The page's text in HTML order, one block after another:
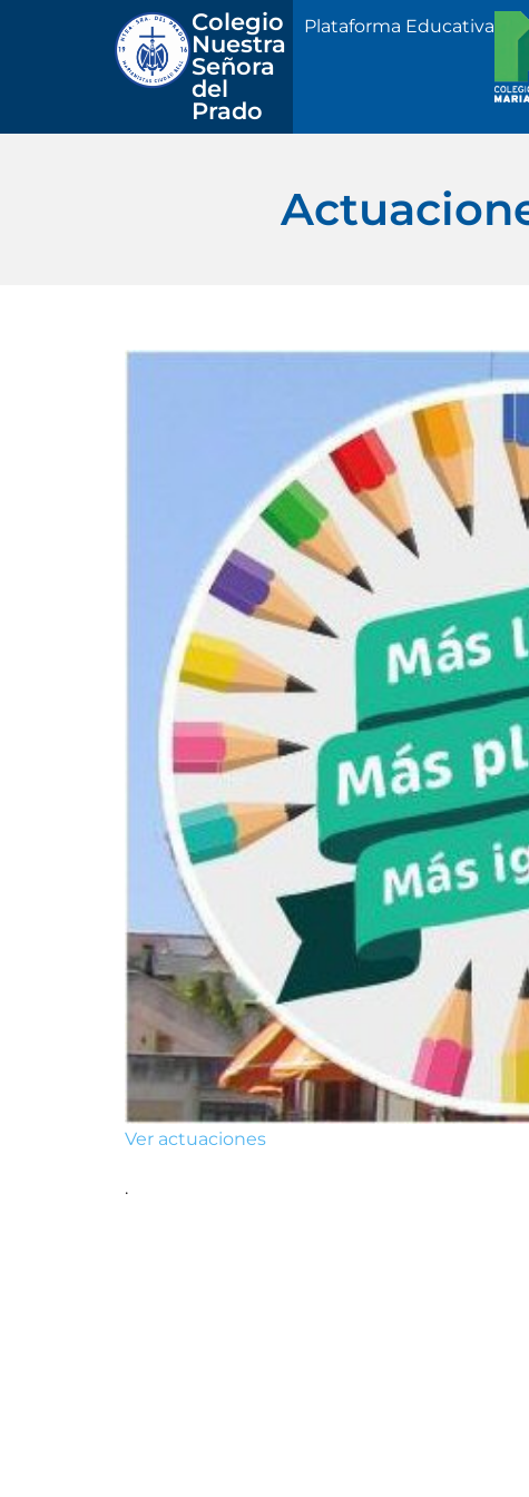
Colegio
Nuestra
Señora
del
Prado
Plataforma Educativa
Ver actuaciones
.